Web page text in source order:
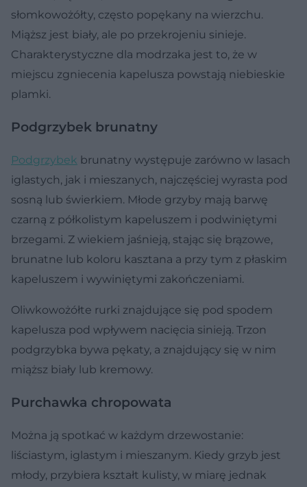
słomkowożółty, często popękany na wierzchu.
Miąższ jest biały, ale po przekrojeniu sinieje.
Charakterystyczne dla modrzaka jest to, że w
miejscu zgniecenia kapelusza powstają niebieskie
plamki.
Podgrzybek brunatny
Podgrzybek brunatny występuje zarówno w lasach
iglastych, jak i mieszanych, najczęściej wyrasta pod
sosną lub świerkiem. Młode grzyby mają barwę
czarną z półkolistym kapeluszem i podwiniętymi
brzegami. Z wiekiem jaśnieją, stając się brązowe,
brunatne lub koloru kasztana a przy tym z płaskim
kapeluszem i wywiniętymi zakończeniami.
Oliwkowożółte rurki znajdujące się pod spodem
kapelusza pod wpływem nacięcia sinieją. Trzon
podgrzybka bywa pękaty, a znajdujący się w nim
miąższ biały lub kremowy.
Purchawka chropowata
Można ją spotkać w każdym drzewostanie:
liściastym, iglastym i mieszanym. Kiedy grzyb jest
młody, przybiera kształt kulisty, w miarę jednak